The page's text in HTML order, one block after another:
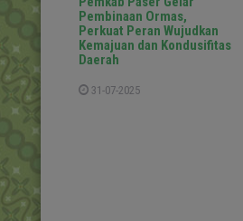
Pembinaan Ormas,
Perkuat Peran Wujudkan
Kemajuan dan Kondusifitas
Daerah
31-07-2025